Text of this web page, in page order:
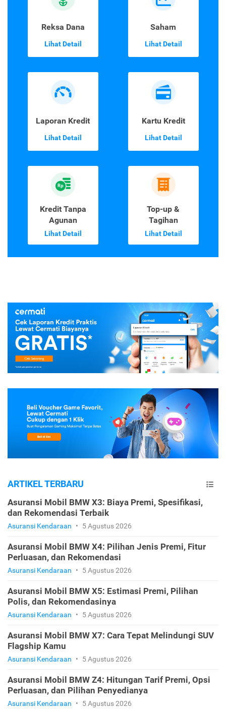
Reksa Dana
Lihat Detail
Saham
Lihat Detail
Laporan Kredit
Lihat Detail
Kartu Kredit
Lihat Detail
Kredit Tanpa
Agunan
Lihat Detail
Top-up &
Tagihan
Lihat Detail
ARTIKEL TERBARU
Asuransi Mobil BMW X3: Biaya Premi, Spesifikasi,
dan Rekomendasi Terbaik
Asuransi Kendaraan • 5 Agustus 2026
Asuransi Mobil BMW X4: Pilihan Jenis Premi, Fitur
Perluasan, dan Rekomendasi
Asuransi Kendaraan • 5 Agustus 2026
Asuransi Mobil BMW X5: Estimasi Premi, Pilihan
Polis, dan Rekomendasinya
Asuransi Kendaraan • 5 Agustus 2026
Asuransi Mobil BMW X7: Cara Tepat Melindungi SUV
Flagship Kamu
Asuransi Kendaraan • 5 Agustus 2026
Asuransi Mobil BMW Z4: Hitungan Tarif Premi, Opsi
Perluasan, dan Pilihan Penyedianya
Asuransi Kendaraan • 5 Agustus 2026